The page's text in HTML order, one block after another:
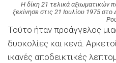
H δίκη 21 τελικά αξιωματικών
ξεκίνησε στις 21 Ιουλίου 1975
Τούτο ήταν προάγγελος
δυσκολίες και κενά.
ικανές αποδεικτικές